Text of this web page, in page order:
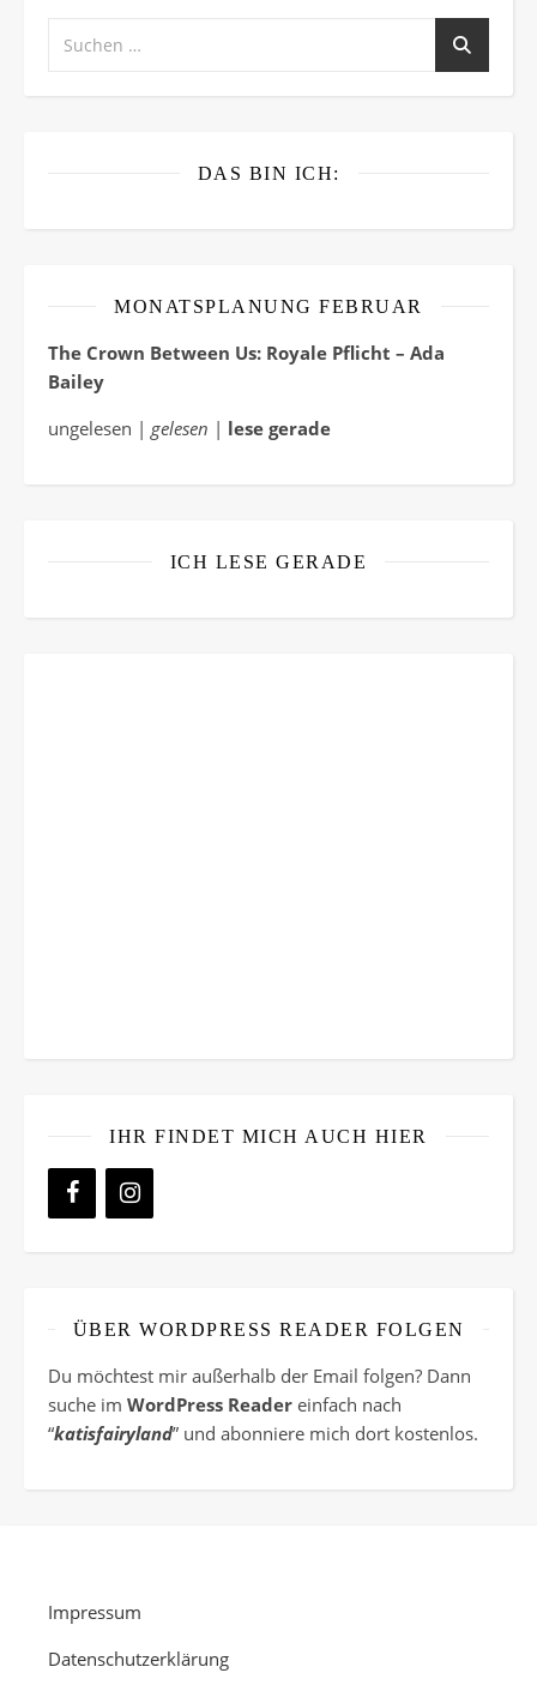
DAS BIN ICH:
MONATSPLANUNG FEBRUAR
The Crown Between Us: Royale Pflicht – Ada
Bailey
ungelesen | gelesen | lese gerade
ICH LESE GERADE
IHR FINDET MICH AUCH HIER
ÜBER WORDPRESS READER FOLGEN
Du möchtest mir außerhalb der Email folgen? Dann
suche im WordPress Reader einfach nach
“katisfairyland” und abonniere mich dort kostenlos.
Impressum
Datenschutzerklärung